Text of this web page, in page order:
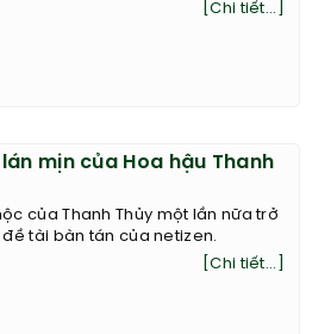
[Chi tiết...]
mịn của Hoa hậu Thanh
của Thanh Thủy một lần nữa trở
đề tài bàn tán của netizen.
[Chi tiết...]